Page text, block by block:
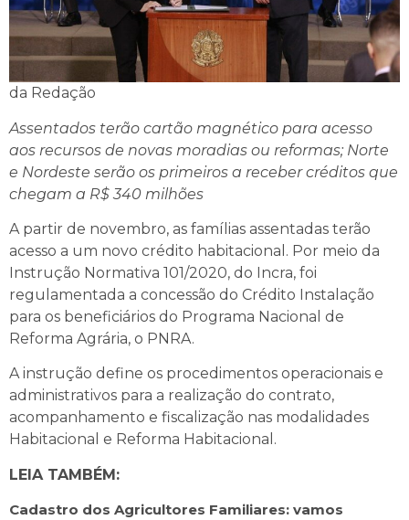
da Redação
Assentados terão cartão magnético para acesso
aos recursos de novas moradias ou reformas; Norte
e Nordeste serão os primeiros a receber créditos que
chegam a R$ 340 milhões
A partir de novembro, as famílias assentadas terão
acesso a um novo crédito habitacional. Por meio da
Instrução Normativa 101/2020, do Incra, foi
regulamentada a concessão do Crédito Instalação
para os beneficiários do Programa Nacional de
Reforma Agrária, o PNRA.
A instrução define os procedimentos operacionais e
administrativos para a realização do contrato,
acompanhamento e fiscalização nas modalidades
Habitacional e Reforma Habitacional.
LEIA TAMBÉM:
Cadastro dos Agricultores Familiares: vamos